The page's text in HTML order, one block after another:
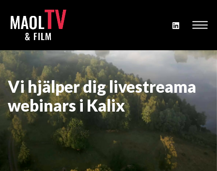
Vi hjälper dig livestreama
webinars i Kalix